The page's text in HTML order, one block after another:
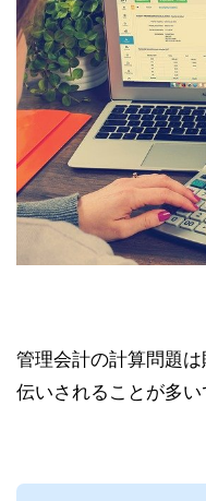
管理会計の計算問題
伝いされることが多い